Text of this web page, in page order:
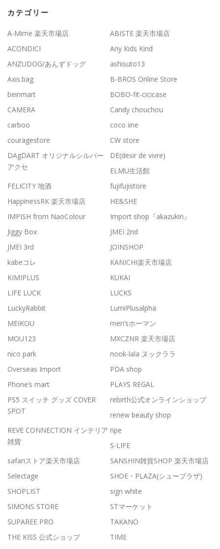
カテゴリー
A-Mime 楽天市場店
ABISTE 楽天市場店
ACONDICI
Any Kids Kind
ANZUDOG/あんずドッグ
ashisuto13
Axis.bag
B-BROS Online Store
beinmart
BOBO-fit-cicicase
CAMERA
Candy chouchou
carboo
coco iine
couragestore
CW store
DAgDART オリジナルシルバー
アクセ
DE(desir de vivre)
ELMU生活館
FELICITY 地酒
fujifujistore
HappinessRK 楽天市場店
HE&SHE
IMPISH from NaoColour
Import shop『akazukin』
Jiggy Box
JMEI 2nd
JMEI 3rd
JOINSHOP
kabeコレ
KANICHI楽天市場店
KIMIPLUS
KUKAI
LIFE LUCK
LUCKS
LuckyRabbit
LumiPlusalpha
MEIKOU
men’sホーマン
MOU123
MXCZNR 楽天市場店
nico park
nook-lala ヌックララ
Overseas Import
PDA shop
Phone’s mart
PLAYS REGAL
PS5 スイッチ グッズ COVER
SPOT
rebirth公式オンラインショップ
renew beauty shop
REVE CONNECTION インテリア
雑貨
ripe
S-LIFE
safariストア楽天市場店
SANSHIN雑貨SHOP 楽天市場店
Selectage
SHOE・PLAZA(シュープラザ)
SHOPLIST
sign white
SIMONS STORE
STマーケット
SUPAREE PRO
TAKANO
THE KISS 公式ショップ
TIME